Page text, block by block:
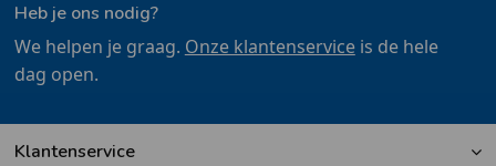
Heb je ons nodig?
We helpen je graag. Onze klantenserviceis de hele
dag open.
Klantenservice